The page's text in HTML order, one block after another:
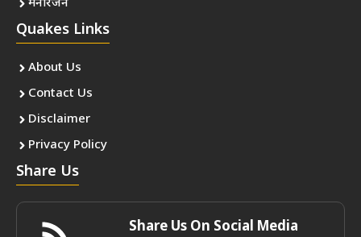
मनोरंजन
Quakes Links
About Us
Contact Us
Disclaimer
Privacy Policy
Share Us
Share Us On Social Media